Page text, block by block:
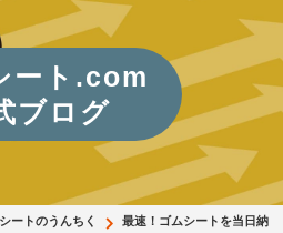
ート.com
ブログ
ートのうんちく
最速！ゴムシートを当日納